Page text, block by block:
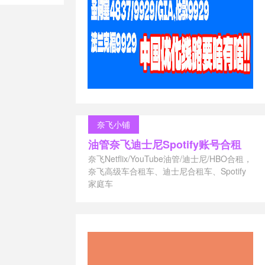
奈飞小铺
油管奈飞迪士尼Spotify账号合租
奈飞Netflix/YouTube油管/迪士尼/HBO合租，
奈飞高级车合租车、迪士尼合租车、Spotify
家庭车